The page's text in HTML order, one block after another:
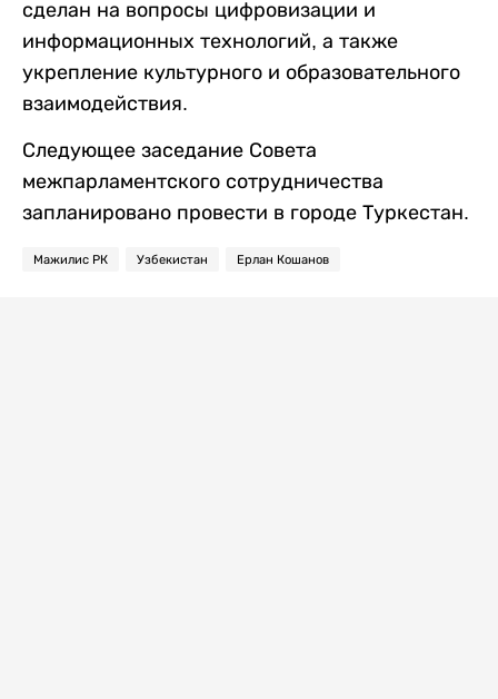
сделан на вопросы цифровизации и
информационных технологий, а также
укрепление культурного и образовательного
взаимодействия.
Следующее заседание Совета
межпарламентского сотрудничества
запланировано провести в городе Туркестан.
Мажилис РК Узбекистан Ерлан Кошанов